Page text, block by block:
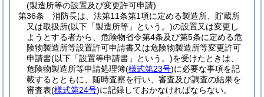
(製造所等の設置及び変更許可申請)
第36条
消防長は、法第11条第1項に定める製造所、貯蔵所
又は取扱所(以下「製造所等」という。)の設置又は変更し
ようとする者から、危険物省令第4条及び第5条に定める危
険物製造所等設置許可申請書又は危険物製造所等変更許可
申請書(以下「設置等申請書」という。)を受けたときは、
危険物製造所等申請処理簿(様式第23号)に必要な事項を記
載するとともに、随時査察を行い、審査及び調査の結果を
審査表(様式第24号)に記録しておかなければならない。